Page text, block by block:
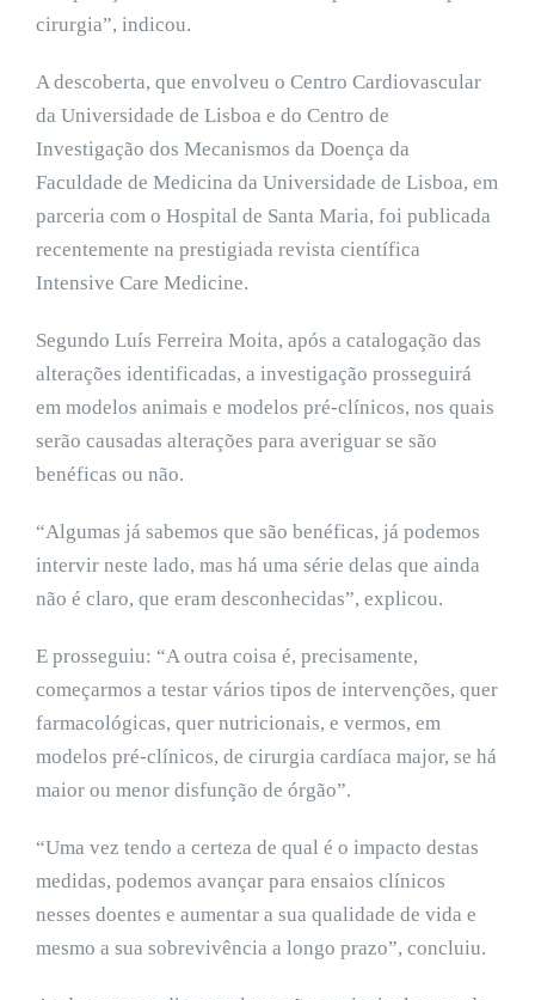
cirurgia”, indicou.
A descoberta, que envolveu o Centro Cardiovascular
da Universidade de Lisboa e do Centro de
Investigação dos Mecanismos da Doença da
Faculdade de Medicina da Universidade de Lisboa, em
parceria com o Hospital de Santa Maria, foi publicada
recentemente na prestigiada revista científica
Intensive Care Medicine.
Segundo Luís Ferreira Moita, após a catalogação das
alterações identificadas, a investigação prosseguirá
em modelos animais e modelos pré-clínicos, nos quais
serão causadas alterações para averiguar se são
benéficas ou não.
“Algumas já sabemos que são benéficas, já podemos
intervir neste lado, mas há uma série delas que ainda
não é claro, que eram desconhecidas”, explicou.
E prosseguiu: “A outra coisa é, precisamente,
começarmos a testar vários tipos de intervenções, quer
farmacológicas, quer nutricionais, e vermos, em
modelos pré-clínicos, de cirurgia cardíaca major, se há
maior ou menor disfunção de órgão”.
“Uma vez tendo a certeza de qual é o impacto destas
medidas, podemos avançar para ensaios clínicos
nesses doentes e aumentar a sua qualidade de vida e
mesmo a sua sobrevivência a longo prazo”, concluiu.